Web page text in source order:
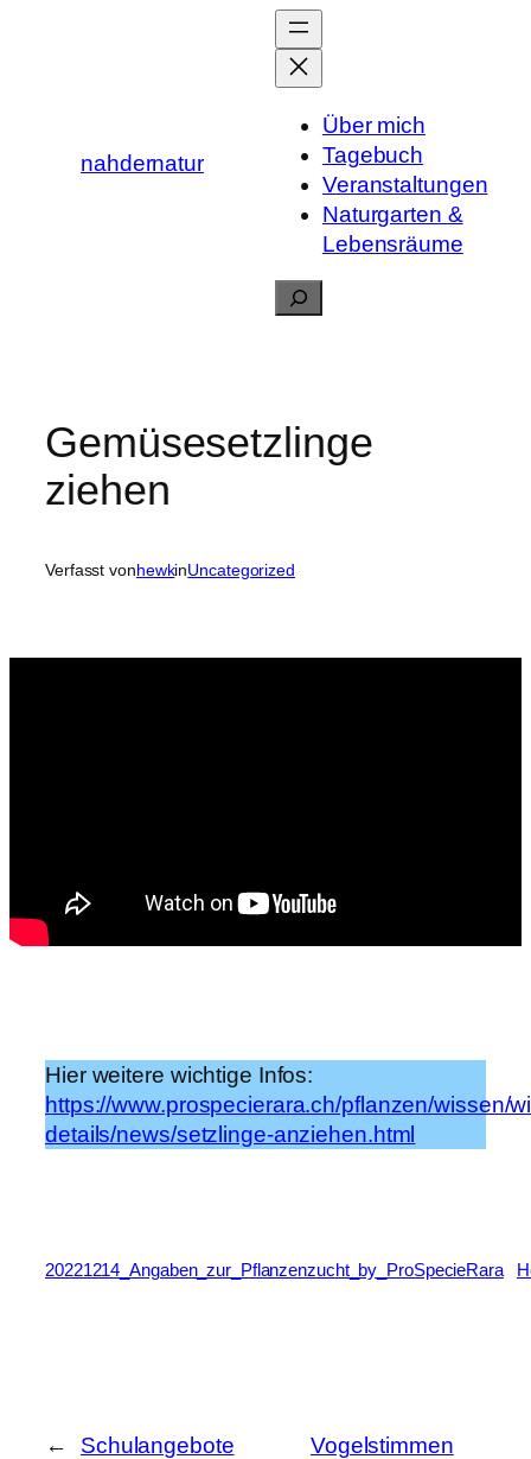
nahdernatur
Über mich
Tagebuch
Veranstaltungen
Naturgarten &
Lebensräume
Suchen
Gemüsesetzlinge
ziehen
Verfasst vonhewkinUncategorized
Hier weitere wichtige Infos:
https://www.prospecierara.ch/pflanzen/wissen/
details/news/setzlinge-anziehen.html
20221214_Angaben_zur_Pflanzenzucht_by_ProSpecieRara
←
Schulangebote
Vogelstimmen